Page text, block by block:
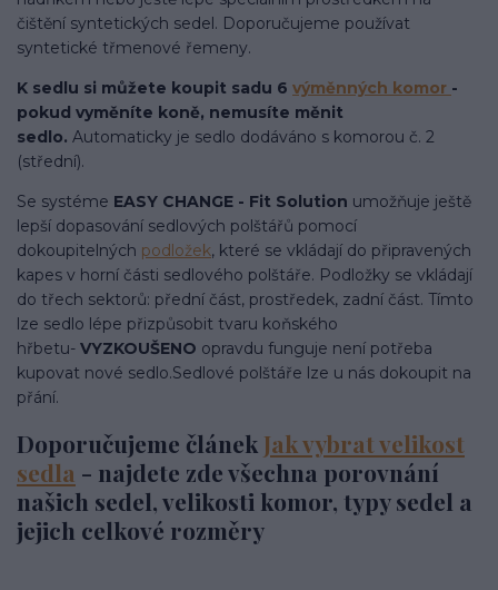
čištění syntetických sedel. Doporučujeme používat
syntetické třmenové řemeny.
K sedlu si můžete koupit sadu 6 výměnných komor -
pokud vyměníte koně, nemusíte měnit
sedlo. Automaticky je sedlo dodáváno s komorou č. 2
(střední).
Se systéme EASY CHANGE - Fit Solution umožňuje ještě
lepší dopasování sedlových polštářů pomocí
dokoupitelných podložek, které se vkládají do připravených
kapes v horní části sedlového polštáře. Podložky se vkládají
do třech sektorů: přední část, prostředek, zadní část. Tímto
lze sedlo lépe přizpůsobit tvaru koňského
hřbetu- VYZKOUŠENO opravdu funguje není potřeba
kupovat nové sedlo.Sedlové polštáře lze u nás dokoupit na
přání.
Doporučujeme článek Jak vybrat velikost
sedla - najdete zde všechna porovnání
našich sedel, velikosti komor, typy sedel a
jejich celkové rozměry